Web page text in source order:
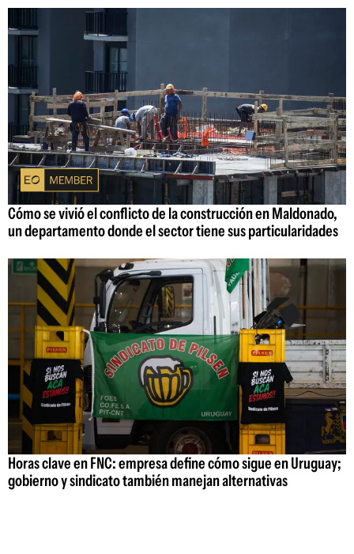
Cómo se vivió el conflicto de la construcción en Maldonado,
un departamento donde el sector tiene sus particularidades
Horas clave en FNC: empresa define cómo sigue en Uruguay;
gobierno y sindicato también manejan alternativas